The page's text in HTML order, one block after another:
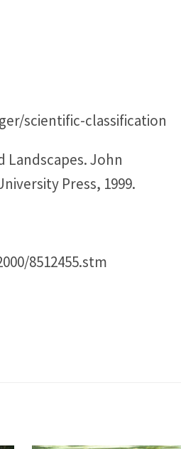
scientific-classification
Landscapes. John
Press, 1999.
8512455.stm